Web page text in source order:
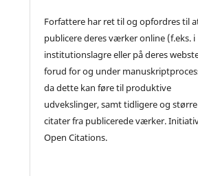
Forfattere har ret til og opfordres til
publicere deres værker online (f.eks. i
institutionslagre eller på deres
forud for og under
da dette kan føre til produktive
udvekslinger, samt tidligere og større
citater fra publicerede værker.
Open Citations.